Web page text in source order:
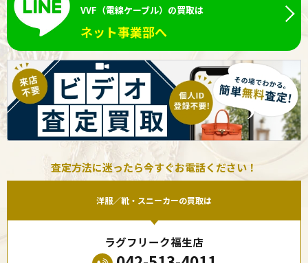
VVF（電線ケーブル）の買取は
ネット事業部へ
査定方法に迷ったら今すぐお電話ください！
洋服／靴・スニーカーの買取は
ラグフリーク福生店